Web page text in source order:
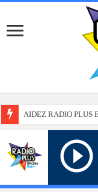
AIDEZ RADIO PLUS